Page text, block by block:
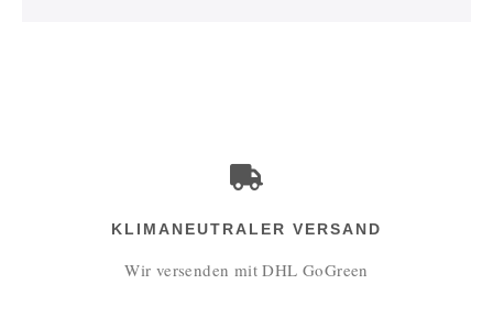
KLIMANEUTRALER VERSAND
Wir versenden mit DHL GoGreen